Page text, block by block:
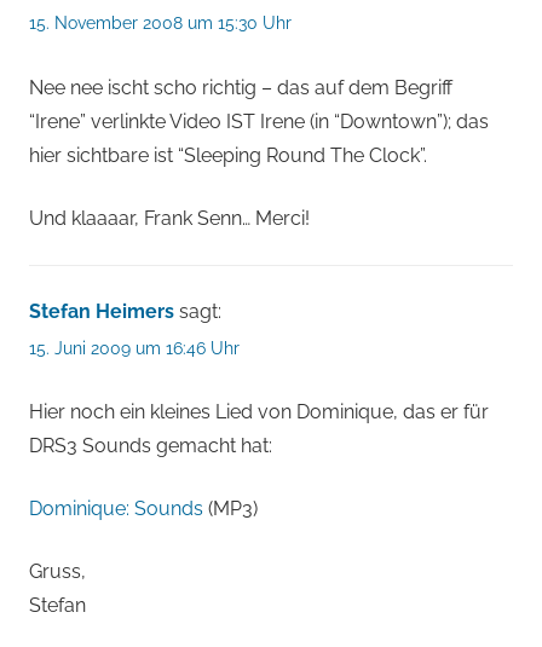
15. November 2008 um 15:30 Uhr
Nee nee ischt scho richtig – das auf dem Begriff
“Irene” verlinkte Video IST Irene (in “Downtown”); das
hier sichtbare ist “Sleeping Round The Clock”.
Und klaaaar, Frank Senn… Merci!
Stefan Heimers sagt:
15. Juni 2009 um 16:46 Uhr
Hier noch ein kleines Lied von Dominique, das er für
DRS3 Sounds gemacht hat:
Dominique: Sounds (MP3)
Gruss,
Stefan